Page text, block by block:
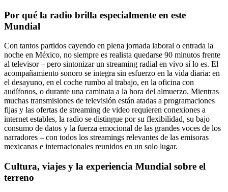
Por qué la radio brilla especialmente en este
Mundial
Con tantos partidos cayendo en plena jornada laboral o entrada la
noche en México, no siempre es realista quedarse 90 minutos frente
al televisor – pero sintonizar un streaming radial en vivo sí lo es. El
acompañamiento sonoro se integra sin esfuerzo en la vida diaria: en
el desayuno, en el coche rumbo al trabajo, en la oficina con
audífonos, o durante una caminata a la hora del almuerzo. Mientras
muchas transmisiones de televisión están atadas a programaciones
fijas y las ofertas de streaming de video requieren conexiones a
internet estables, la radio se distingue por su flexibilidad, su bajo
consumo de datos y la fuerza emocional de las grandes voces de los
narradores – con todos los streamings relevantes de las emisoras
mexicanas e internacionales reunidos en un solo lugar.
Cultura, viajes y la experiencia Mundial sobre el
terreno